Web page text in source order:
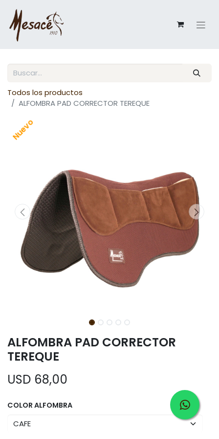
Todos los productos
ALFOMBRA PAD CORRECTOR TEREQUE
Nuevo
ALFOMBRA PAD CORRECTOR
TEREQUE
USD 68,00
COLOR ALFOMBRA